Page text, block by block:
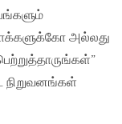
அல்லது